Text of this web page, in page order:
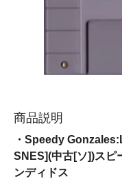
商品説明
・Speedy
SNES](中古[ソ])スピ
ンディドス